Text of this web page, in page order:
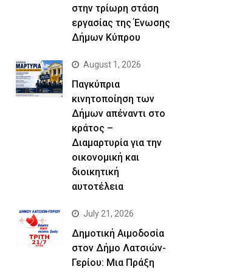
στην τρίωρη στάση
εργασίας της Ένωσης
Δήμων Κύπρου
August 1, 2026
Παγκύπρια
κινητοποίηση των
Δήμων απέναντι στο
κράτος –
Διαμαρτυρία για την
οικονομική και
διοικητική
αυτοτέλεια
July 21, 2026
Δημοτική Αιμοδοσία
στον Δήμο Λατσιών-
Γερίου: Μια Πράξη